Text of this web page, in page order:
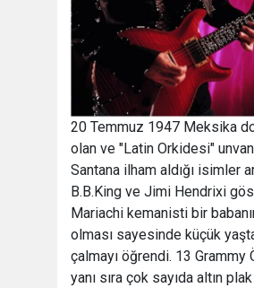
20 Temmuz 1947 Meksika
olan ve "Latin Orkidesi"
Santana ilham aldığı isimler
B.B.King ve Jimi Hendrixi
Mariachi kemanisti bir
olması sayesinde küçük
çalmayı öğrendi. 13 Grammy
yanı sıra çok sayıda altın